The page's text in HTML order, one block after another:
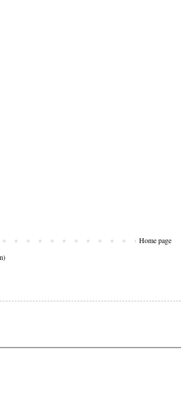
Home page